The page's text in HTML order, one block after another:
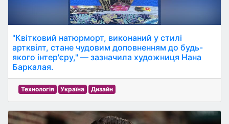
"Квітковий натюрморт, виконаний у стилі
артквілт, стане чудовим доповненням до будь-
якого інтер'єру," — зазначила художниця Нана
Баркалая.
Технологія Україна Дизайн